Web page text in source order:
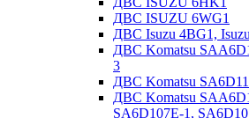
ДВС ISUZU 6WG1
ДВС Isuzu 4BG1,
ДВС Komatsu
3
ДВС Komatsu
ДВС Komatsu
SA6D107E-1,